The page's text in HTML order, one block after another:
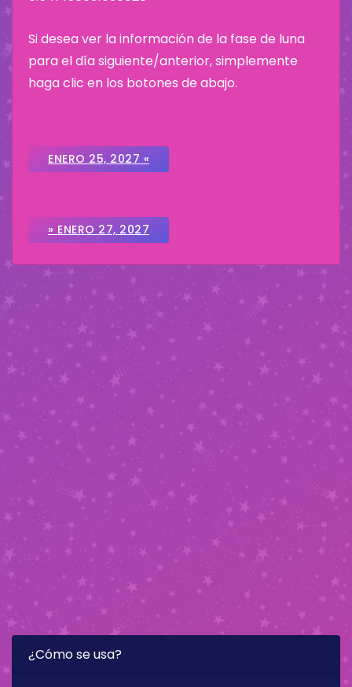
Si desea ver la información de la fase de luna
para el día siguiente/anterior, simplemente
haga clic en los botones de abajo.
ENERO 25, 2027 «
» ENERO 27, 2027
¿Cómo se usa?